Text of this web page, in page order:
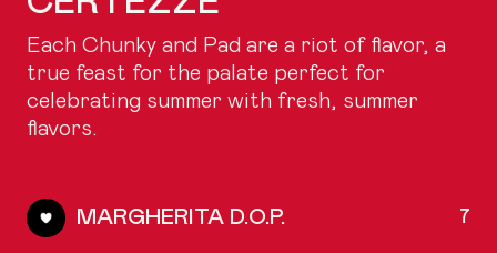
Each Chunky and Pad are a riot of flavor, a
true feast for the palate perfect for
celebrating summer with fresh, summer
flavors.
MARGHERITA D.O.P. 7